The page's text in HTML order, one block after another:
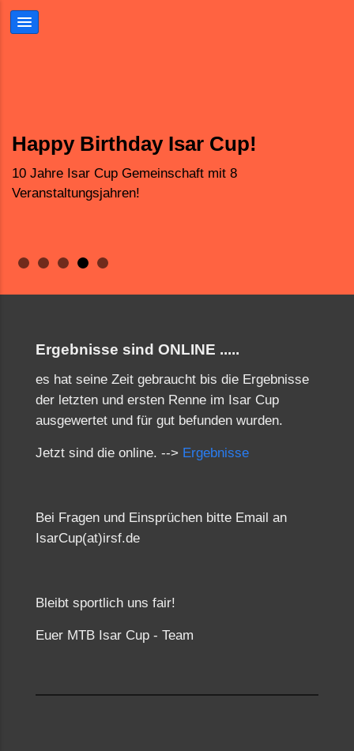
Gemeinsame Sache
In Gesellschaft macht es mehr Spass
Sport und Spass
Mountainbikerennen für Kinder und Jugendliche
MTB-Isarcup
Abwechslungsreiche Parcours
Happy Birthday Isar Cup!
10 Jahre Isar Cup Gemeinschaft mit 8
Veranstaltungsjahren!
Ergebnisse sind ONLINE .....
es hat seine Zeit gebraucht bis die Ergebnisse
der letzten und ersten Renne im Isar Cup
ausgewertet und für gut befunden wurden.
Jetzt sind die online. --> Ergebnisse
Bei Fragen und Einsprüchen bitte Email an
IsarCup(at)irsf.de
Bleibt sportlich uns fair!
Euer MTB Isar Cup - Team